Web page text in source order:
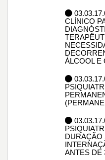
CLÍNICO
ÁLCOOL E
DURAÇÃO
ANTES DE